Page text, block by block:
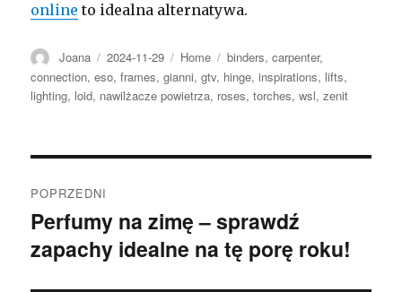
online to idealna alternatywa.
Autor
Joana Opublikowano
2024-11-29 Kategorie
Home Tagi
binders,carpenter,
connection,eso,frames,gianni,gtv, hinge,inspirations, lifts,
lighting, loid, nawilżacze powietrza, roses,torches,wsl,zenit
wpisu
POPRZEDNI
Poprzedni
wpis:
Perfumy na zimę – sprawdź
zapachy idealne na tę porę roku!